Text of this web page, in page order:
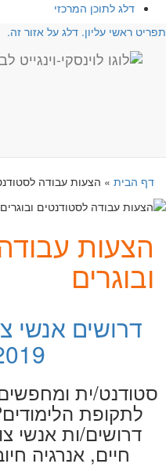
דלג לתוכן המרכזי
ראשי עליון. דלג על אזור זה.
דף הבית» הצעות עבודה
הצעות
ובוגרים
דרושים אנשי
סטודנט/ית
לתקופת
דרושים/ות אנשי
חיים, אנרגיה